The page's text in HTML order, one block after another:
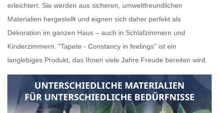
erleichtert. Sie werden aus sicheren, umweltfreundlichen
Materialien hergestellt und eignen sich daher perfekt als
Dekoration im ganzen Haus – auch in Schlafzimmern und
Kinderzimmern. "Tapete - Constancy in feelings" ist ein
langlebiges Produkt, das Ihnen viele Jahre Freude bereiten wird.